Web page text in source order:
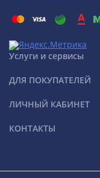
Услуги и сервисы
ДЛЯ ПОКУПАТЕЛЕЙ
ЛИЧНЫЙ КАБИНЕТ
КОНТАКТЫ